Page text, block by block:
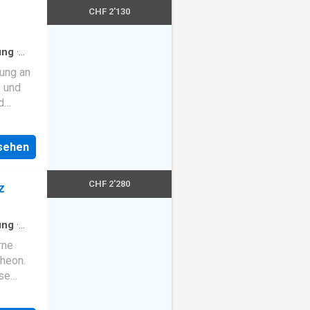
·
an
sowie
CHF 2'130
·
CHF 2'280